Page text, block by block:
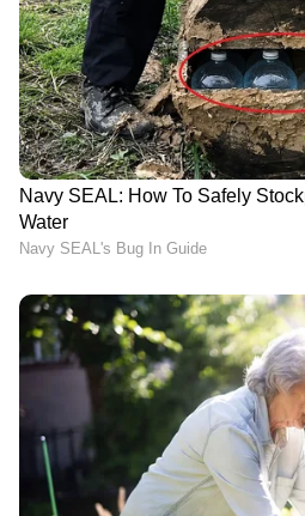
ജർമൻ ഏജൻസി ഫോർ
കോ-ഓപ്പറേഷൻ
നദോൽ എന്നിവരും
പങ്കെടുത്തു.